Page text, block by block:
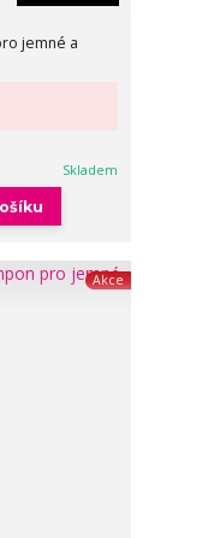
jemné a
Skladem
Akce